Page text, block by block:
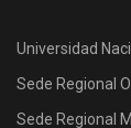
Universidad
Sede Regional
Sede Regional